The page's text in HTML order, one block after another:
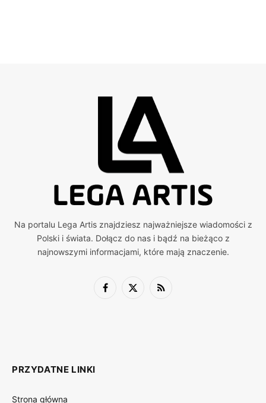
Na portalu Lega Artis znajdziesz najważniejsze wiadomości z
Polski i świata. Dołącz do nas i bądź na bieżąco z
najnowszymi informacjami, które mają znaczenie.
Facebook
X
RSS
PRZYDATNE LINKI
Strona główna